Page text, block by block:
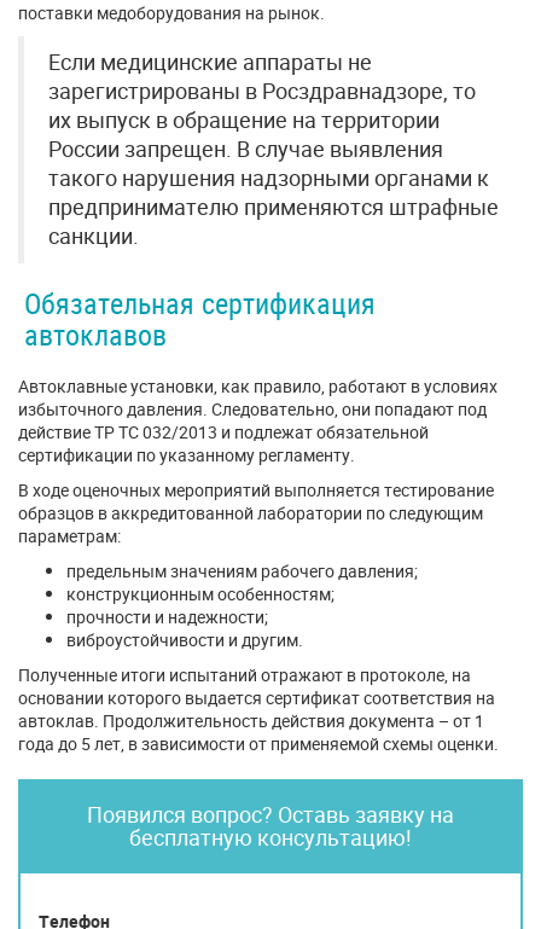
поставки медоборудования на рынок.
Если медицинские аппараты не
зарегистрированы в Росздравнадзоре, то
их выпуск в обращение на территории
России запрещен. В случае выявления
такого нарушения надзорными органами к
предпринимателю применяются штрафные
санкции.
Обязательная сертификация
автоклавов
Автоклавные установки, как правило, работают в условиях
избыточного давления. Следовательно, они попадают под
действие ТР ТС 032/2013 и подлежат обязательной
сертификации по указанному регламенту.
В ходе оценочных мероприятий выполняется тестирование
образцов в аккредитованной лаборатории по следующим
параметрам:
предельным значениям рабочего давления;
конструкционным особенностям;
прочности и надежности;
виброустойчивости и другим.
Полученные итоги испытаний отражают в протоколе, на
основании которого выдается сертификат соответствия на
автоклав. Продолжительность действия документа – от 1
года до 5 лет, в зависимости от применяемой схемы оценки.
Появился вопрос? Оставь заявку на
бесплатную консультацию!
Телефон